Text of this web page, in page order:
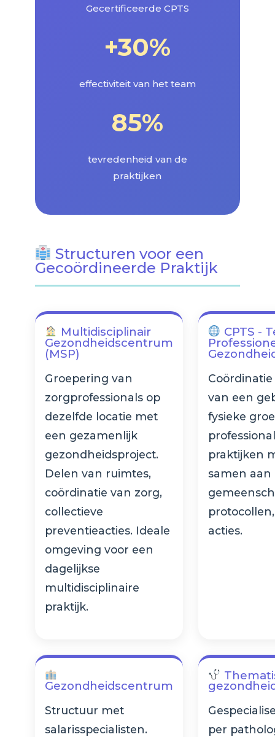
Gecertificeerde CPTS
+30%
effectiviteit van het team
85%
tevredenheid van de
praktijken
Structuren voor een
Gecoördineerde Praktijk
Multidisciplinair
Gezondheidscentrum
(MSP)
Groepering van
zorgprofessionals op
dezelfde locatie met
een gezamenlijk
gezondheidsproject.
Delen van ruimtes,
coördinatie van zorg,
collectieve
preventieacties. Ideale
omgeving voor een
dagelijkse
multidisciplinaire
praktijk.
CPTS -
van een
fysieke
praktijken
samen aan
acties.
Gezondheidscentrum
Structuur met
salarisspecialisten.
per